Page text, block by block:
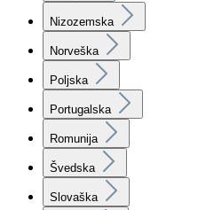
Nizozemska
Norveška
Poljska
Portugalska
Romunija
Švedska
Slovaška